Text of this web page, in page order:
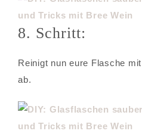
8. Schritt:
Reinigt nun eure Flasche
ab.